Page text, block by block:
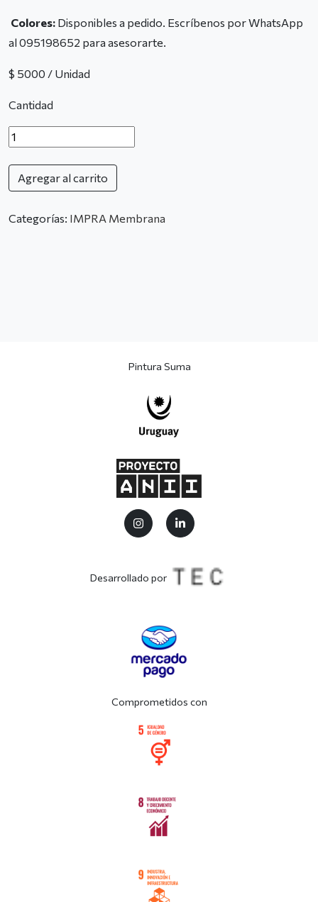
Colores: Disponibles a pedido. Escríbenos por WhatsApp
al 095198652 para asesorarte.
$ 5000 / Unidad
Cantidad
Agregar al carrito
Categorías: IMPRA Membrana
Pintura Suma
Desarrollado por
Comprometidos con